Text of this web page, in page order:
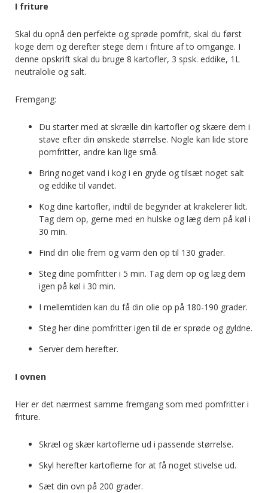
I friture
Skal du opnå den perfekte og sprøde pomfrit, skal du først
koge dem og derefter stege dem i friture af to omgange. I
denne opskrift skal du bruge 8 kartofler, 3 spsk. eddike, 1L
neutralolie og salt.
Fremgang:
Du starter med at skrælle din kartofler og skære dem i
stave efter din ønskede størrelse. Nogle kan lide store
pomfritter, andre kan lige små.
Bring noget vand i kog i en gryde og tilsæt noget salt
og eddike til vandet.
Kog dine kartofler, indtil de begynder at krakelerer lidt.
Tag dem op, gerne med en hulske og læg dem på køl i
30 min.
Find din olie frem og varm den op til 130 grader.
Steg dine pomfritter i 5 min. Tag dem op og læg dem
igen på køl i 30 min.
I mellemtiden kan du få din olie op på 180-190 grader.
Steg her dine pomfritter igen til de er sprøde og gyldne.
Server dem herefter.
I ovnen
Her er det nærmest samme fremgang som med pomfritter i
friture.
Skræl og skær kartoflerne ud i passende størrelse.
Skyl herefter kartoflerne for at få noget stivelse ud.
Sæt din ovn på 200 grader.